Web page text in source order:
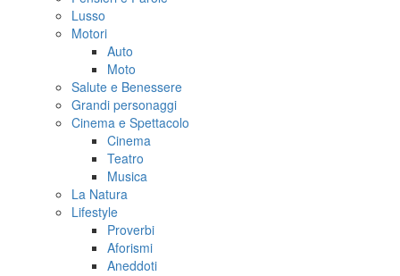
Lusso
Motori
Auto
Moto
Salute e Benessere
Grandi personaggi
Cinema e Spettacolo
Cinema
Teatro
Musica
La Natura
Lifestyle
Proverbi
Aforismi
Aneddoti